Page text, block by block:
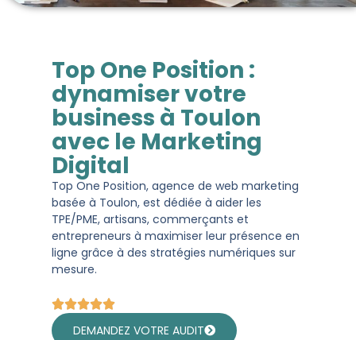
Top One Position :
dynamiser votre
business à Toulon
avec le Marketing
Digital
Top One Position, agence de web marketing
basée à Toulon, est dédiée à aider les
TPE/PME, artisans, commerçants et
entrepreneurs à maximiser leur présence en
ligne grâce à des stratégies numériques sur
mesure.
DEMANDEZ VOTRE AUDIT